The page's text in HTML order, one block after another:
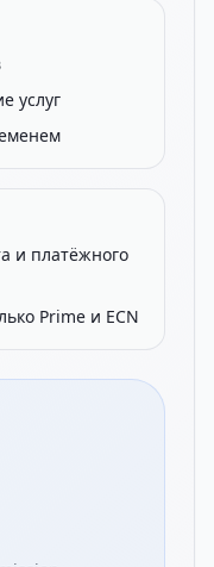
услуг
и платёжного
Prime и ECN